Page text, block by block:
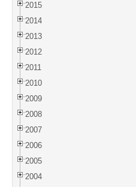
2015
2014
2013
2012
2011
2010
2009
2008
2007
2006
2005
2004